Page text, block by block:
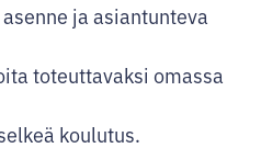
ja asiantunteva
toteuttavaksi omassa
koulutus.